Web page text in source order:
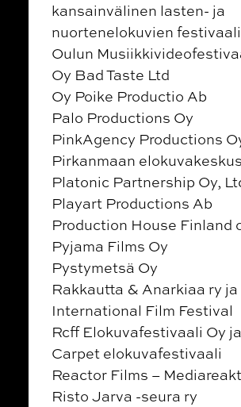
kansainvälinen lasten- ja
nuortenelokuvien festivaali
Oulun
Oy Bad Taste Ltd
Oy Poike Productio Ab
Palo Productions Oy
PinkAgency Productions
Pirkanmaan
Platonic Partnership Oy,
Playart Productions Ab
Production House Finland
Pyjama Films Oy
Pystymetsä Oy
Rakkautta & Anarkiaa ry
International Film Festival
Rcff Elokuvafestivaali Oy
Carpet elokuvafestivaali
Reactor Films –
Risto Jarva -seura ry